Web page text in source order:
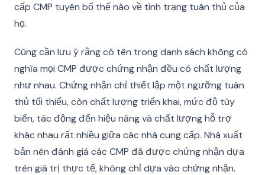
cấp CMP tuyên bố thế nào về tình trạng tuân thủ của
họ.
Cũng cần lưu ý rằng có tên trong danh sách không có
nghĩa mọi CMP được chứng nhận đều có chất lượng
như nhau. Chứng nhận chỉ thiết lập một ngưỡng tuân
thủ tối thiểu, còn chất lượng triển khai, mức độ tùy
biến, tác động đến hiệu năng và chất lượng hỗ trợ
khác nhau rất nhiều giữa các nhà cung cấp. Nhà xuất
bản nên đánh giá các CMP đã được chứng nhận dựa
trên giá trị thực tế, không chỉ dựa vào chứng nhận.